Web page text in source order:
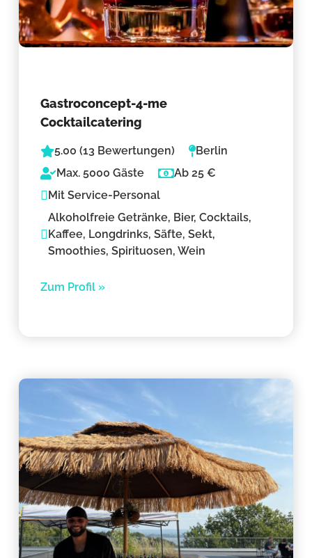
Gastroconcept-4-me
Cocktailcatering
5.00 (13 Bewertungen)
Berlin
Max. 5000 Gäste
Ab 25 €
Mit Service-Personal
Alkoholfreie Getränke, Bier, Cocktails,
Kaffee, Longdrinks, Säfte, Sekt,
Smoothies, Spirituosen, Wein
Zum Profil »